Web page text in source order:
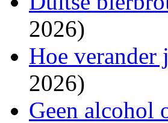
2026)
Hoe verander
2026)
Geen alcohol